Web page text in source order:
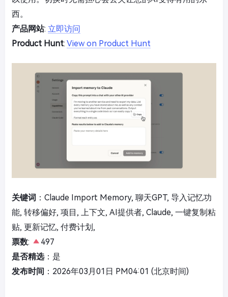
西。
产品网站: 立即访问
Product Hunt: View on Product Hunt
关键词 ：Claude Import Memory, 聊天GPT, 导入记忆功
能, 转移偏好, 项目, 上下文, AI提供者, Claude, 一键复制粘
贴, 更新记忆, 付费计划,
票数:
497
是否精选：是
发布时间 ：2026年03月01日 PM04:01 (北京时间)